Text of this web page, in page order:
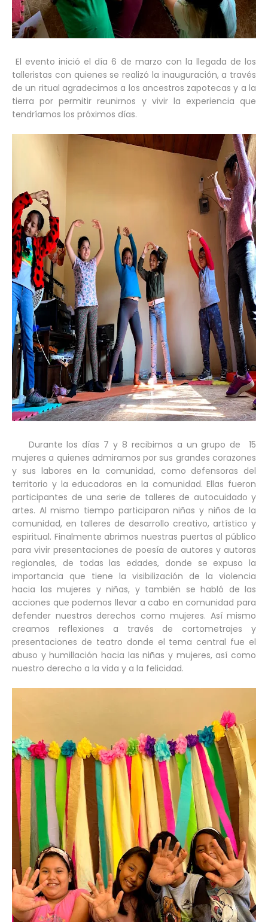
El evento inició el día 6 de marzo con la llegada de los
talleristas con quienes se realizó la inauguración, a través
de un ritual agradecimos a los ancestros zapotecas y a la
tierra por permitir reunirnos y vivir la experiencia que
tendríamos los próximos días.
Durante los días 7 y 8 recibimos a un grupo de 15
mujeres a quienes admiramos por sus grandes corazones
y sus labores en la comunidad, como defensoras del
territorio y la educadoras en la comunidad. Ellas fueron
participantes de una serie de talleres de autocuidado y
artes. Al mismo tiempo participaron niñas y niños de la
comunidad, en talleres de desarrollo creativo, artístico y
espiritual. Finalmente abrimos nuestras puertas al público
para vivir presentaciones de poesía de autores y autoras
regionales, de todas las edades, donde se expuso la
importancia que tiene la visibilización de la violencia
hacia las mujeres y niñas, y también se habló de las
acciones que podemos llevar a cabo en comunidad para
defender nuestros derechos como mujeres. Así mismo
creamos reflexiones a través de cortometrajes y
presentaciones de teatro donde el tema central fue el
abuso y humillación hacia las niñas y mujeres, así como
nuestro derecho a la vida y a la felicidad.